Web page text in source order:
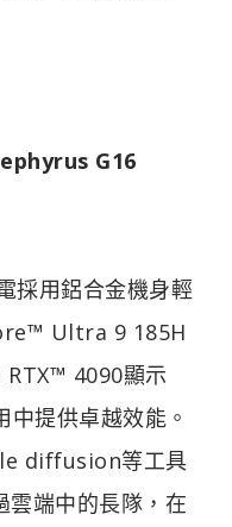
G16
採用鋁合金機身輕
Ultra 9 185H
4090顯示
提供卓越效能。
diffusion等工具
雲端中的長隊，在